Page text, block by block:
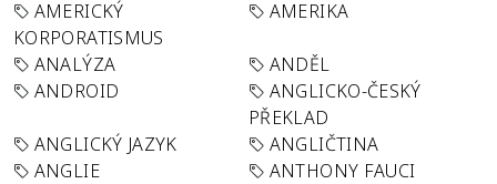
AMERICKÝ
KORPORATISMUS
AMERIKA
ANALÝZA
ANDĚL
ANDROID
ANGLICKO-ČESKÝ
PŘEKLAD
ANGLICKÝ JAZYK
ANGLIČTINA
ANGLIE
ANTHONY FAUCI